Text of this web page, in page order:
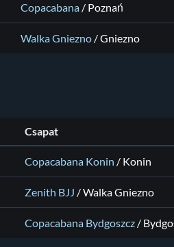
Copacabana / Poznań
Walka Gniezno /Gniezno
Csapat
Copacabana Konin / Konin
Zenith BJJ /Walka Gniezno
Copacabana Bydgoszcz /